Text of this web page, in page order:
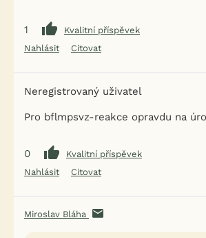
1
Kvalitní příspěvek
Nahlásit
Citovat
Neregistrovaný uživatel
Pro bflmpsvz-reakce opravdu na
0
Kvalitní příspěvek
Nahlásit
Citovat
Miroslav Bláha